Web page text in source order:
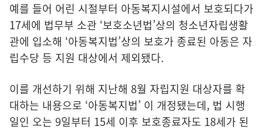
예를 들어 어린 시절부터 아동복지시설에서 보호되다가
17세에 법무부 소관 ‘보호소년법’상의 청소년자립생활
관에 입소해 ‘아동복지법’상의 보호가 종료된 아동은 자
립수당 등 지원 대상에서 제외됐다.
이를 개선하기 위해 지난해 8월 자립지원 대상자를 확
대하는 내용으로 ‘아동복지법’ 이 개정됐는데, 법 시행
일인 오는 9일부터 15세 이후 보호종료자도 18세가 된